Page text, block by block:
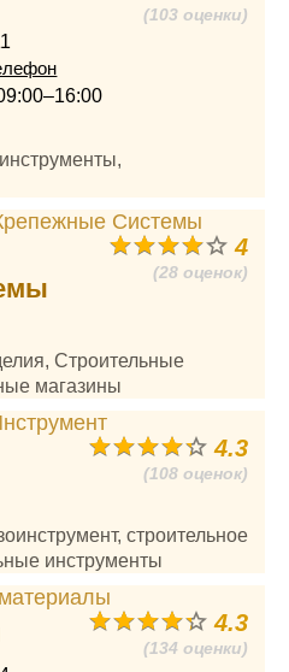
(103 оценки)
4
(28 оценок)
Строительные
магазины
4.3
(108 оценок)
строительное
инструменты
4.3
(134 оценки)